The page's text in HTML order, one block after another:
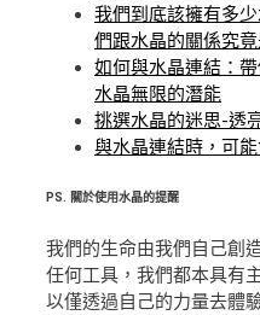
我們到底該擁有多
們跟水晶的關係究竟
如何與水晶連結：
水晶無限的潛能
挑選水晶的迷思-透
與水晶連結時，可
PS. 關於使用水晶的提醒
我們的生命由我們自己創
任何工具，我們都本具有
以僅透過自己的力量去體